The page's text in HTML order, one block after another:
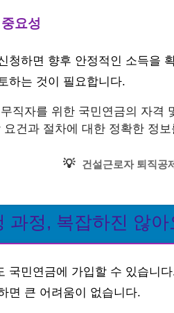
요성
청하면 향후 안정적인 소득을
하는 것이 필요합니다.
직자를 위한 국민연금의 자격
요건과 절차에 대한 정확한 정
💡 건설근로자 퇴직공
과정, 복잡하진 않아
국민연금에 가입할 수 있습니
면 큰 어려움이 없습니다.